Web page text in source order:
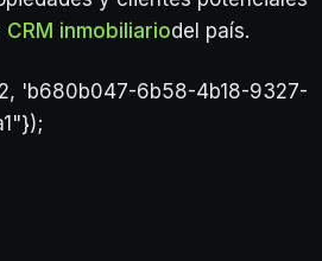
CRM inmobiliariodel país.
'b680b047-6b58-4b18-9327-